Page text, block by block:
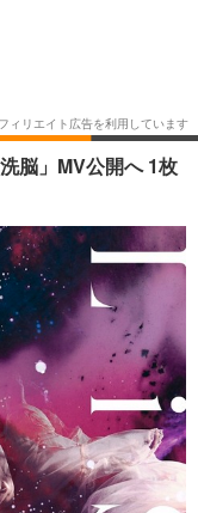
その他
脳」MV公開へ 1枚